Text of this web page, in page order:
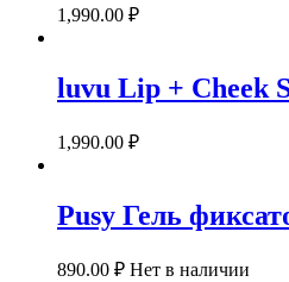
1,990.00 ₽
luvu Lip + Cheek
1,990.00 ₽
Pusy Гель
890.00 ₽ Нет в наличии